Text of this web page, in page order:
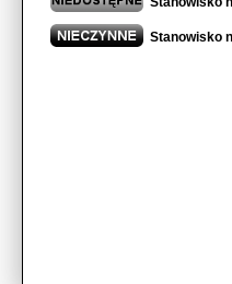
Stanowisko